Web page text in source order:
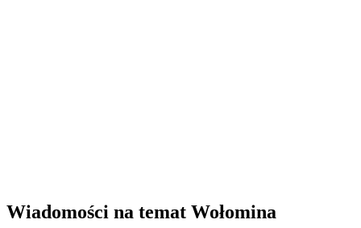
Wiadomości na temat Wołomina